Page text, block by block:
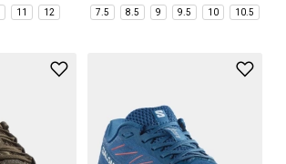
11 12 7.5 8.5 9 9.5 10 10.5